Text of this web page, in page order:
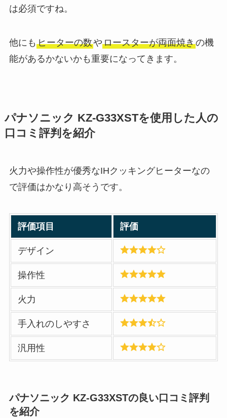
は必須ですね。
他にも ヒーターの数やロースターが両面焼きの機
能があるかないかも重要になってきます。
パナソニック KZ-G33XSTを使用した人の
口コミ評判を紹介
火力や操作性が優秀なIHクッキングヒーターなの
で評価はかなり高そうです。
評価項目 評価
デザイン
操作性
火力
手入れのしやすさ
汎用性
パナソニック KZ-G33XSTの良い口コミ評判
を紹介